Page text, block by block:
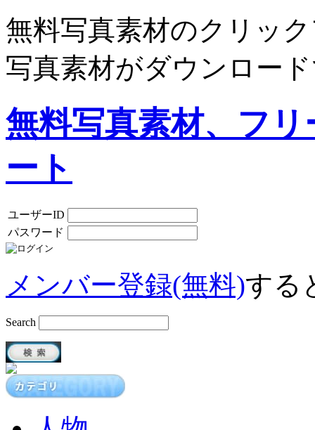
無料写真素材のクリッ
写真素材がダウンロー
無料写真素材、フ
ート
ユーザーID
パスワード
メンバー登録(無料)する
Search